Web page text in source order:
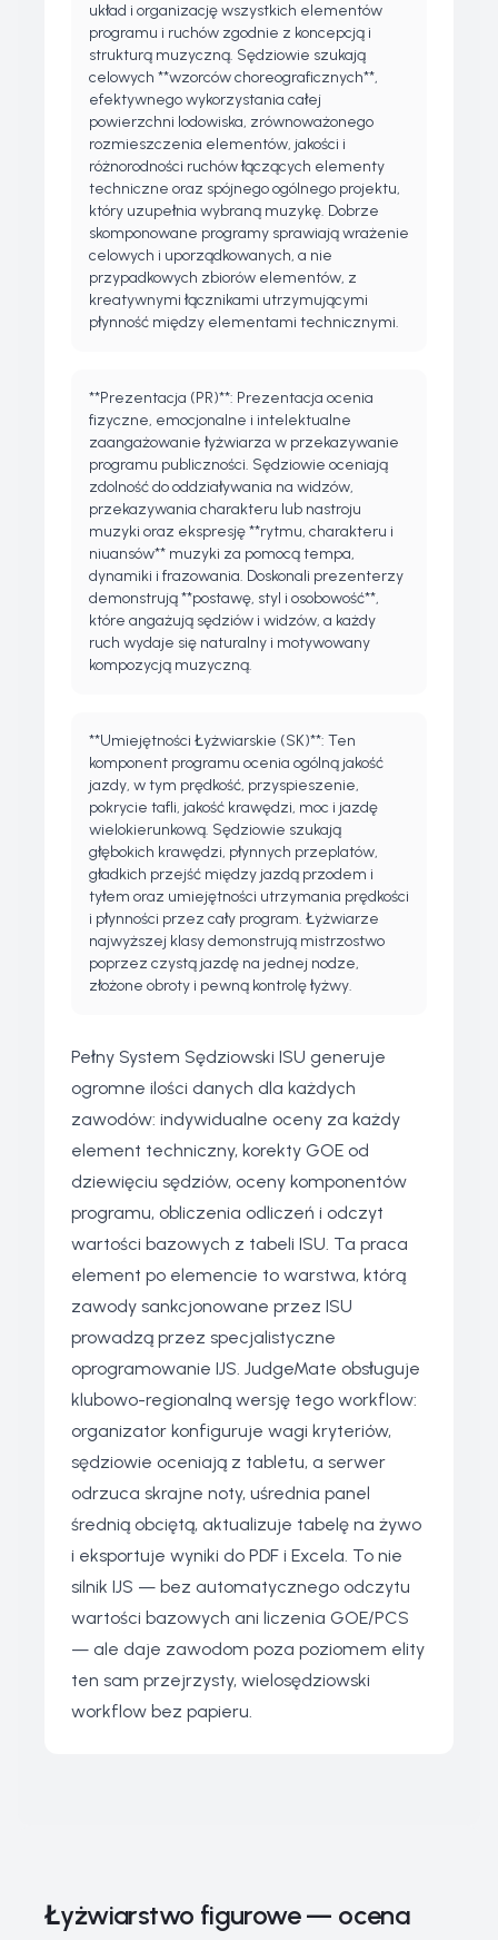
układ i organizację wszystkich elementów
programu i ruchów zgodnie z koncepcją i
strukturą muzyczną. Sędziowie szukają
celowych **wzorców choreograficznych**,
efektywnego wykorzystania całej
powierzchni lodowiska, zrównoważonego
rozmieszczenia elementów, jakości i
różnorodności ruchów łączących elementy
techniczne oraz spójnego ogólnego projektu,
który uzupełnia wybraną muzykę. Dobrze
skomponowane programy sprawiają wrażenie
celowych i uporządkowanych, a nie
przypadkowych zbiorów elementów, z
kreatywnymi łącznikami utrzymującymi
płynność między elementami technicznymi.
**Prezentacja (PR)**: Prezentacja ocenia
fizyczne, emocjonalne i intelektualne
zaangażowanie łyżwiarza w przekazywanie
programu publiczności. Sędziowie oceniają
zdolność do oddziaływania na widzów,
przekazywania charakteru lub nastroju
muzyki oraz ekspresję **rytmu, charakteru i
niuansów** muzyki za pomocą tempa,
dynamiki i frazowania. Doskonali prezenterzy
demonstrują **postawę, styl i osobowość**,
które angażują sędziów i widzów, a każdy
ruch wydaje się naturalny i motywowany
kompozycją muzyczną.
**Umiejętności Łyżwiarskie (SK)**: Ten
komponent programu ocenia ogólną jakość
jazdy, w tym prędkość, przyspieszenie,
pokrycie tafli, jakość krawędzi, moc i jazdę
wielokierunkową. Sędziowie szukają
głębokich krawędzi, płynnych przeplatów,
gładkich przejść między jazdą przodem i
tyłem oraz umiejętności utrzymania prędkości
i płynności przez cały program. Łyżwiarze
najwyższej klasy demonstrują mistrzostwo
poprzez czystą jazdę na jednej nodze,
złożone obroty i pewną kontrolę łyżwy.
Pełny System Sędziowski ISU generuje
ogromne ilości danych dla każdych
zawodów: indywidualne oceny za każdy
element techniczny, korekty GOE od
dziewięciu sędziów, oceny komponentów
programu, obliczenia odliczeń i odczyt
wartości bazowych z tabeli ISU. Ta praca
element po elemencie to warstwa, którą
zawody sankcjonowane przez ISU
prowadzą przez specjalistyczne
oprogramowanie IJS. JudgeMate obsługuje
klubowo-regionalną wersję tego workflow:
organizator konfiguruje wagi kryteriów,
sędziowie oceniają z tabletu, a serwer
odrzuca skrajne noty, uśrednia panel
średnią obciętą, aktualizuje tabelę na żywo
i eksportuje wyniki do PDF i Excela. To nie
silnik IJS — bez automatycznego odczytu
wartości bazowych ani liczenia GOE/PCS
— ale daje zawodom poza poziomem elity
ten sam przejrzysty, wielosędziowski
workflow bez papieru.
Łyżwiarstwo figurowe — ocena